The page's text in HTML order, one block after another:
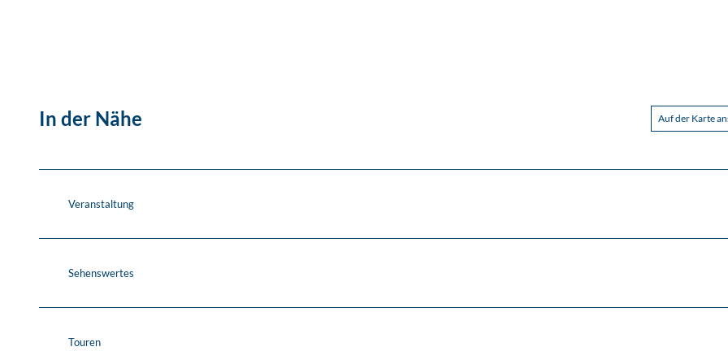
In der Nähe Auf der Karte
Veranstaltung
Sehenswertes
Touren